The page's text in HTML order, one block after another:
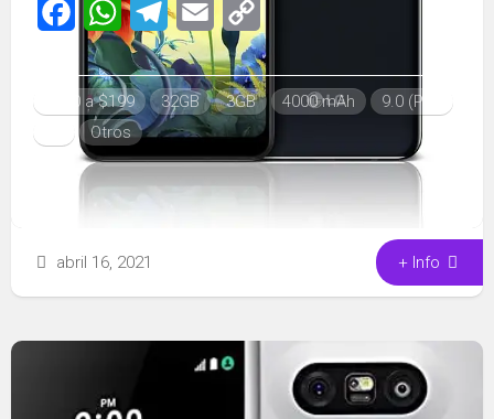
FacebookWhatsAppTelegramEmail
Link
$100 a $199 32GB 3GB 4000 mAh
9.0 (Pie)
Otros
abril 16, 2021 + Info